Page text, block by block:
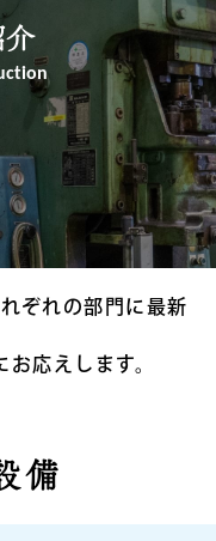
介
ぞれの部門に最新
応えします。
備